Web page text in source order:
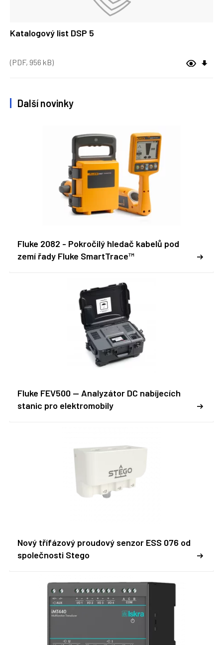
Katalogový list DSP 5
(PDF, 956 kB)
Další novinky
Fluke 2082 - Pokročilý hledač kabelů pod
zemí řady Fluke SmartTrace™
Fluke FEV500 -- Analyzátor DC nabíjecích
stanic pro elektromobily
Nový třífázový proudový senzor ESS 076 od
společnosti Stego